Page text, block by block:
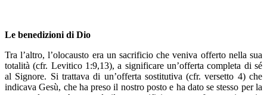
Le benedizioni di Dio
Tra l’altro, l’olocausto era un sacrificio che veniva offerto nella sua
totalità (cfr. Levitico 1:9,13), a significare un’offerta completa di sé
al Signore. Si trattava di un’offerta sostitutiva (cfr. versetto 4) che
indicava Gesù, che ha preso il nostro posto e ha dato se stesso per la